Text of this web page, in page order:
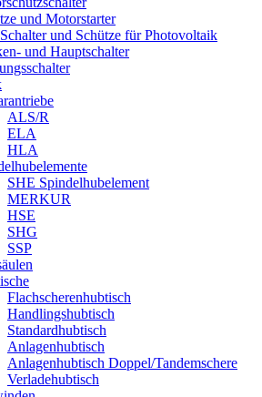
und Motorstarter
und Schütze für Photovoltaik
und Hauptschalter
ALS/R
ELA
HLA
SHE Spindelhubelement
MERKUR
HSE
SHG
SSP
Flachscherenhubtisch
Handlingshubtisch
Standardhubtisch
Anlagenhubtisch
Anlagenhubtisch Doppel/Tandemschere
Verladehubtisch